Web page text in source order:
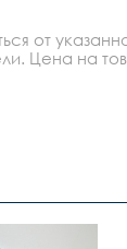
от
Цена на